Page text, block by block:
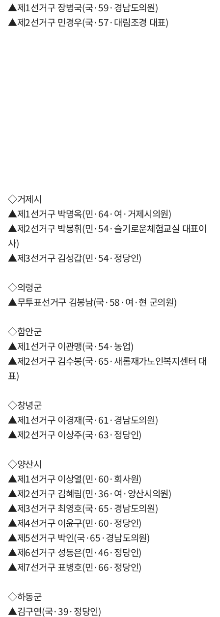
▲제1선거구 장병국(국·59·경남도의원)
▲제2선거구 민경우(국·57·대림조경 대표)
◇거제시
▲제1선거구 박명옥(민·64·여·거제시의원)
▲제2선거구 박봉휘(민·54·슬기로운체험교실 대표이
사)
▲제3선거구 김성갑(민·54·정당인)
◇의령군
▲무투표선거구 김봉남(국·58·여·현 군의원)
◇함안군
▲제1선거구 이관맹(국·54·농업)
▲제2선거구 김수봉(국·65·새롬재가노인복지센터 대
표)
◇창녕군
▲제1선거구 이경재(국·61·경남도의원)
▲제2선거구 이상주(국·63·정당인)
◇양산시
▲제1선거구 이상열(민·60·회사원)
▲제2선거구 김혜림(민·36·여·양산시의원)
▲제3선거구 최영호(국·65·경남도의원)
▲제4선거구 이윤구(민·60·정당인)
▲제5선거구 박인(국·65·경남도의원)
▲제6선거구 성동은(민·46·정당인)
▲제7선거구 표병호(민·66·정당인)
◇하동군
▲김구연(국·39·정당인)